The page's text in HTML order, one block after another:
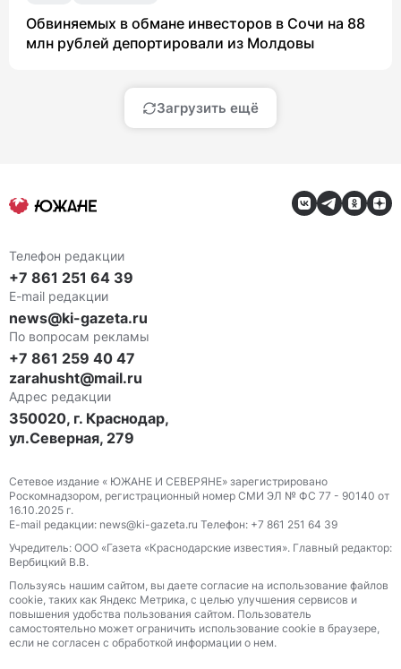
Обвиняемых в обмане инвесторов в Сочи на 88
млн рублей депортировали из Молдовы
Загрузить ещё
Телефон редакции
+7 861 251 64 39
E-mail редакции
news@ki-gazeta.ru
По вопросам рекламы
+7 861 259 40 47
zarahusht@mail.ru
Адрес редакции
350020, г. Краснодар,
ул.Северная, 279
Сетевое издание « ЮЖАНЕ И СЕВЕРЯНЕ» зарегистрировано
Роскомнадзором, регистрационный номер СМИ ЭЛ № ФС 77 - 90140 от
16.10.2025 г.
E-mail редакции: news@ki-gazeta.ru Телефон: +7 861 251 64 39
Учредитель: ООО «Газета «Краснодарские известия». Главный редактор:
Вербицкий В.В.
Пользуясь нашим сайтом, вы даете согласие на использование файлов
сооkіе, таких как Яндекс Метрика, с целью улучшения сервисов и
повышения удобства пользования сайтом. Пользователь
самостоятельно может ограничить использование сооkіе в браузере,
если не согласен с обработкой информации о нем.